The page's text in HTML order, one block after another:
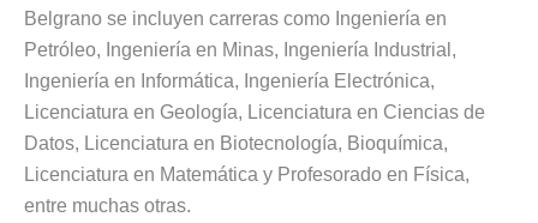
Belgrano se incluyen carreras como Ingeniería en
Petróleo, Ingeniería en Minas, Ingeniería Industrial,
Ingeniería en Informática, Ingeniería Electrónica,
Licenciatura en Geología, Licenciatura en Ciencias de
Datos, Licenciatura en Biotecnología, Bioquímica,
Licenciatura en Matemática y Profesorado en Física,
entre muchas otras.